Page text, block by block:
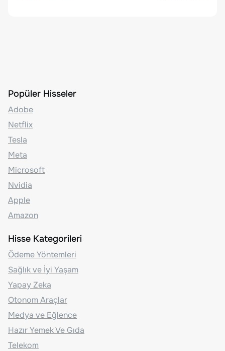
Popüler Hisseler
Adobe
Netflix
Tesla
Meta
Microsoft
Nvidia
Apple
Amazon
Hisse Kategorileri
Ödeme Yöntemleri
Sağlık ve İyi Yaşam
Yapay Zeka
Otonom Araçlar
Medya ve Eğlence
Hazır Yemek Ve Gıda
Telekom